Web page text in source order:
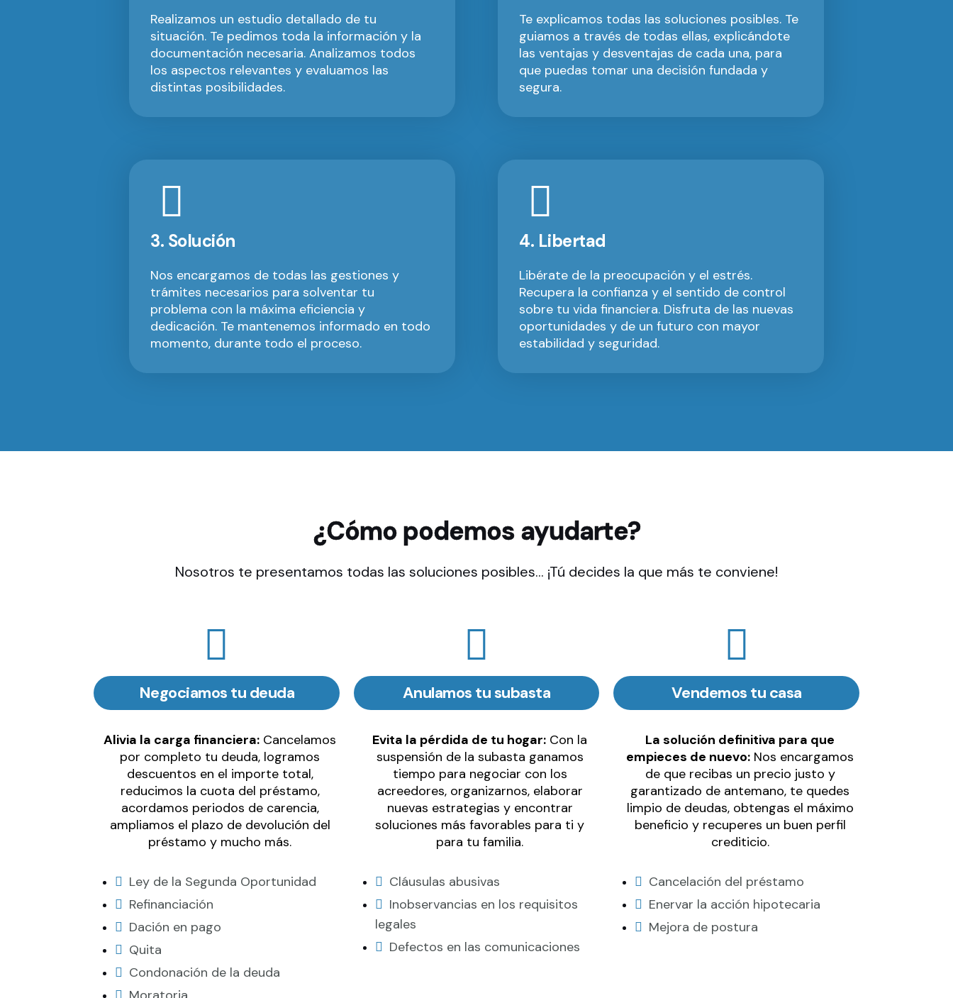
Realizamos un estudio detallado de tu
situación. Te pedimos toda la información y la
documentación necesaria. Analizamos todos
los aspectos relevantes y evaluamos las
distintas posibilidades.
Te explicamos todas las soluciones posibles. Te
guiamos a través de todas ellas, explicándote
las ventajas y desventajas de cada una, para
que puedas tomar una decisión fundada y
segura.
3. Solución
Nos encargamos de todas las gestiones y
trámites necesarios para solventar tu
problema con la máxima eficiencia y
dedicación. Te mantenemos informado en todo
momento, durante todo el proceso.
4. Libertad
Libérate de la preocupación y el estrés.
Recupera la confianza y el sentido de control
sobre tu vida financiera. Disfruta de las nuevas
oportunidades y de un futuro con mayor
estabilidad y seguridad.
¿Cómo podemos ayudarte?
Nosotros te presentamos todas las soluciones posibles… ¡Tú decides la que más te conviene!
Negociamos tu deuda
Alivia la carga financiera: Cancelamos
por completo tu deuda, logramos
descuentos en el importe total,
reducimos la cuota del préstamo,
acordamos periodos de carencia,
ampliamos el plazo de devolución del
préstamo y mucho más.
Ley de la Segunda Oportunidad
Refinanciación
Dación en pago
Quita
Condonación de la deuda
Anulamos tu subasta
Evita la pérdida de tu hogar: Con la
suspensión de la subasta ganamos
tiempo para negociar con los
acreedores, organizarnos, elaborar
nuevas estrategias y encontrar
soluciones más favorables para ti y
para tu familia.
Cláusulas abusivas
Inobservancias en los requisitos
legales
Defectos en las comunicaciones
Vendemos tu casa
La solución definitiva para que
empieces de nuevo: Nos encargamos
de que recibas un precio justo y
garantizado de antemano, te quedes
limpio de deudas, obtengas el máximo
beneficio y recuperes un buen perfil
crediticio.
Cancelación del préstamo
Enervar la acción hipotecaria
Mejora de postura